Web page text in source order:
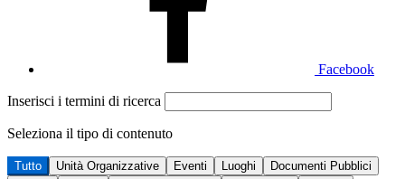
Facebook
Inserisci i termini di ricerca
Seleziona il tipo di contenuto
Tutto Unità Organizzative Eventi Luoghi
Documenti Pubblici